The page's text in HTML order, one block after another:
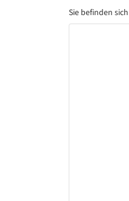
Sie befinden